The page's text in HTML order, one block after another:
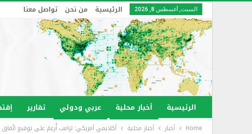
السبت, أغسطس 8, 2026 الرئيسية من نحن تواصل معنا
الرئيسية أخبار محلية عربي ودولي تقارير
Home أخبار أخبار محلية أكاديمي أمريكي: ترامب أُرغِمَ على توقيع اتّفاق